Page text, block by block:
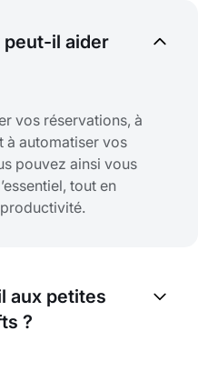
peut-il aider
vos réservations, à
à automatiser vos
pouvez ainsi vous
tout en
aux petites
?